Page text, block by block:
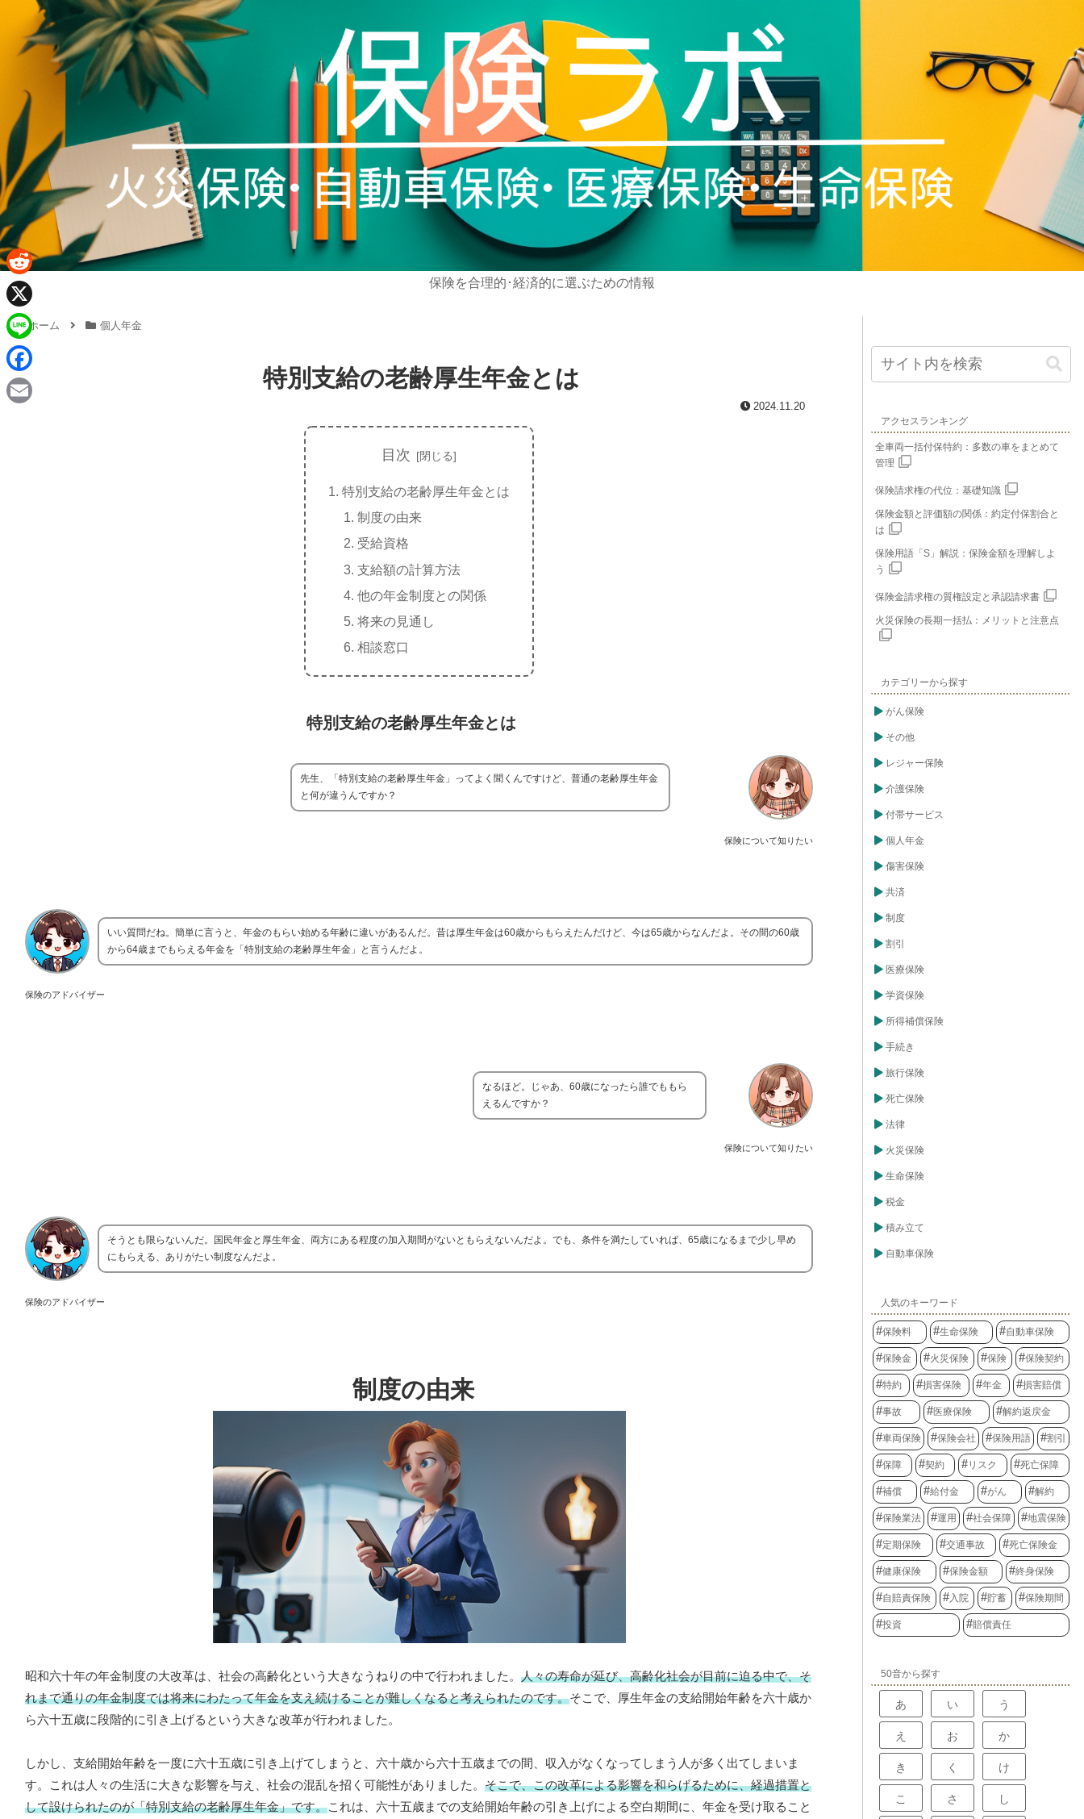
保険を合理的･経済的に選ぶための情報
ホーム 個人年金
特別支給の老齢厚生年金とは
2024.11.20
目次
特別支給の老齢厚生年金とは
制度の由来
受給資格
支給額の計算方法
他の年金制度との関係
将来の見通し
相談窓口
特別支給の老齢厚生年金とは
保険について知りたい
先生、「特別支給の老齢厚生年金」ってよく聞くんですけど、普通の老齢厚生年金
と何が違うんですか？
保険のアドバイザー
いい質問だね。簡単に言うと、年金のもらい始める年齢に違いがあるんだ。昔は厚生年金は60歳からもらえたんだけど、今は65歳からなんだよ。その間の60歳
から64歳までもらえる年金を「特別支給の老齢厚生年金」と言うんだよ。
保険について知りたい
なるほど。じゃあ、60歳になったら誰でももら
えるんですか？
保険のアドバイザー
そうとも限らないんだ。国民年金と厚生年金、両方にある程度の加入期間がないともらえないんだよ。でも、条件を満たしていれば、65歳になるまで少し早め
にもらえる、ありがたい制度なんだよ。
制度の由来
昭和六十年の年金制度の大改革は、社会の高齢化という大きなうねりの中で行われました。 人々の寿命が延び、高齢化社会が目前に迫る中で、そ
れまで通りの年金制度では将来にわたって年金を支え続けることが難しくなると考えられたのです。そこで、厚生年金の支給開始年齢を六十歳か
ら六十五歳に段階的に引き上げるという大きな改革が行われました。
しかし、支給開始年齢を一度に六十五歳に引き上げてしまうと、六十歳から六十五歳までの間、収入がなくなってしまう人が多く出てしまいま
す。これは人々の生活に大きな影響を与え、社会の混乱を招く可能性がありました。 そこで、この改革による影響を和らげるために、経過措置と
して設けられたのが「特別支給の老齢厚生年金」です。これは、六十五歳までの支給開始年齢の引き上げによる空白期間に、年金を受け取ること
アクセスランキング
全車両一括付保特約：多数の車をまとめて
管理
保険請求権の代位：基礎知識
保険金額と評価額の関係：約定付保割合と
は
保険用語「S」解説：保険金額を理解しよ
う
保険金請求権の質権設定と承認請求書
火災保険の長期一括払：メリットと注意点
カテゴリーから探す
がん保険
その他
レジャー保険
介護保険
付帯サービス
個人年金
傷害保険
共済
制度
割引
医療保険
学資保険
所得補償保険
手続き
旅行保険
死亡保険
法律
火災保険
生命保険
税金
積み立て
自動車保険
人気のキーワード
保険料 生命保険 自動車保険
保険金 火災保険 保険 保険契約
特約 損害保険 年金 損害賠償
事故 医療保険 解約返戻金
車両保険 保険会社 保険用語 割引
保障 契約 リスク 死亡保障
補償 給付金 がん 解約
保険業法 運用 社会保障 地震保険
定期保険 交通事故 死亡保険金
健康保険 保険金額 終身保険
自賠責保険 入院 貯蓄 保険期間
投資 賠償責任
50音から探す
あ い う
え お か
き く け
こ さ し
R
e
d
d
i
X
L
n
F